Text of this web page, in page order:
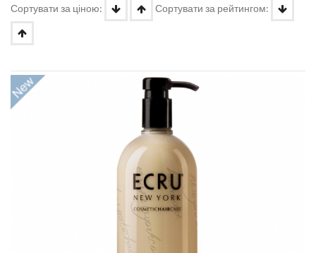
Сортувати за ціною: Сортувати за рейтингом: